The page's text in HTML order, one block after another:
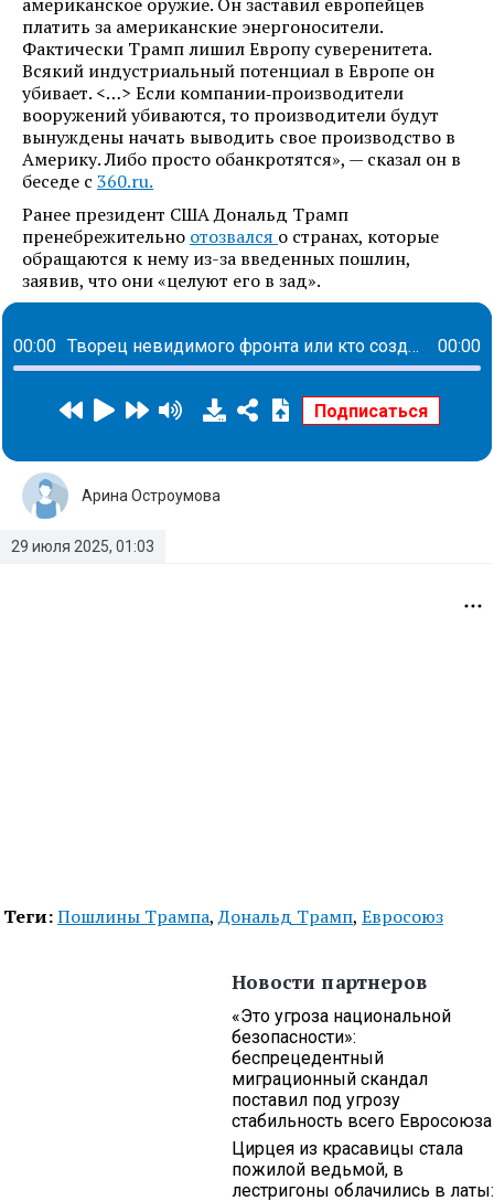
платить за американские энергоносители.
Фактически Трамп лишил Европу суверенитета.
Всякий индустриальный потенциал в Европе он
убивает. <…> Если компании‑производители
вооружений убиваются, то производители будут
вынуждены начать выводить свое производство в
Америку. Либо просто обанкротятся», — сказал он в
беседе с 360.ru.
Ранее президент США Дональд Трамп
пренебрежительно отозвался о странах, которые
обращаются к нему из-за введенных пошлин,
заявив, что они «целуют его в зад».
00:00 Творец невидимого фронта или кто создает пространства для комфорта каждого сотрудника: история Елены Савченко 00:00
29 июля 2025, 01:03
Арина Остроумова
Теги:Пошлины Трампа,Дональд Трамп, Евросоюз
Новости партнеров
«Это угроза национальной
безопасности»:
беспрецедентный
миграционный скандал
поставил под угрозу
стабильность всего Евросоюза
Цирцея из красавицы стала
пожилой ведьмой, в
лестригоны облачились в латы: